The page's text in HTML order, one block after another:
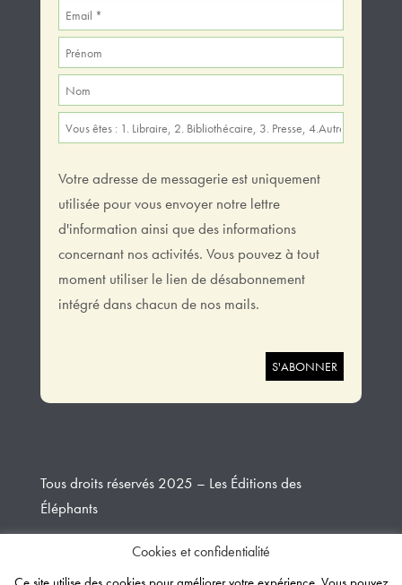
Votre adresse de messagerie est uniquement
utilisée pour vous envoyer notre lettre
d'information ainsi que des informations
concernant nos activités. Vous pouvez à tout
moment utiliser le lien de désabonnement
intégré dans chacun de nos mails.
Tous droits réservés 2025 – Les Éditions des
Éléphants
Design et développementCreative Slashers
Cookies et confidentialité